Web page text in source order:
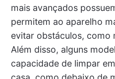
mais avançados
permitem ao aparelho
evitar obstáculos, como
Além disso, alguns
capacidade de limpar